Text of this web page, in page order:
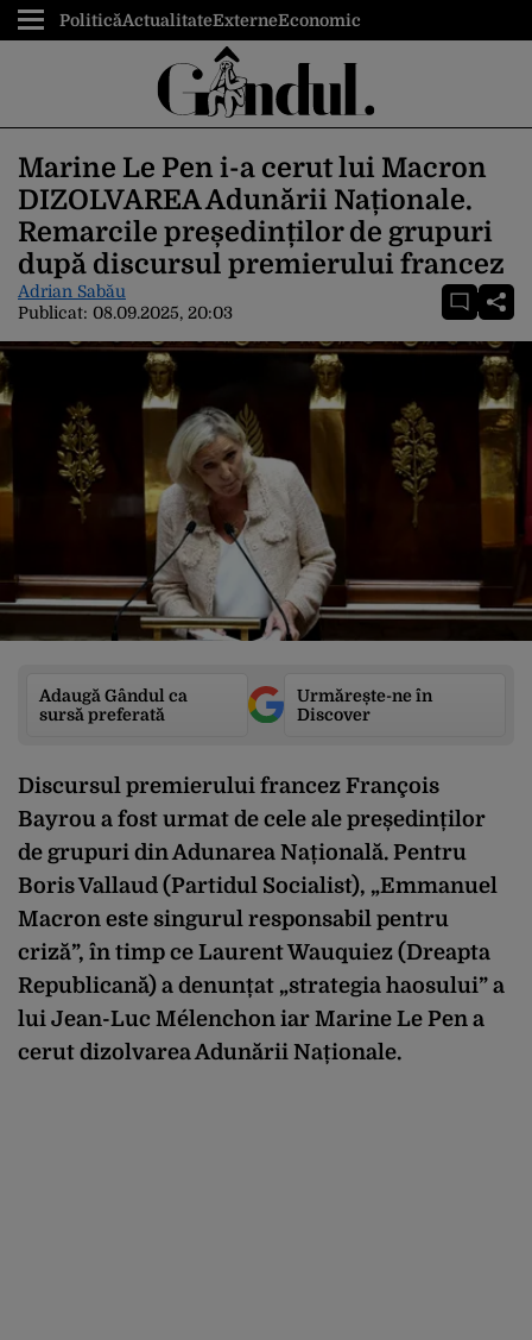
PoliticăActualitateExterneEconomic
Marine Le Pen i-a cerut lui Macron
DIZOLVAREA Adunării Naționale.
Remarcile președinților de grupuri
după discursul premierului francez
Adrian Sabău
Publicat: 08.09.2025, 20:03
Adaugă Gândul ca
sursă preferată
Urmărește-ne în
Discover
Discursul premierului francez François
Bayrou a fost urmat de cele ale președinților
de grupuri din Adunarea Națională. Pentru
Boris Vallaud (Partidul Socialist), „Emmanuel
Macron este singurul responsabil pentru
criză”, în timp ce Laurent Wauquiez (Dreapta
Republicană) a denunțat „strategia haosului” a
lui Jean-Luc Mélenchon iar Marine Le Pen a
cerut dizolvarea Adunării Naționale.